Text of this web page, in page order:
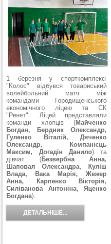
1 березня у спорткомплексі
"Колос" відбувся товариський
волейбольний матч між
командами Городищенського
економічного ліцею та СК
"Ренет".
Ліцей представляли
команди хлопців (Майченко
Богдан, Бердник Олександр,
Гуленко Віталій, Дяченко
Олександр, Компанієць
Максим, Догадін Данило) та
дівчат (Безвербна Анна,
Шаповал Олександра, Куліш
Влада, Вака Марія, Жежер
Анна, Карпенко Вікторія,
Силіванова Антоніна, Яценко
Богдана).
ДЕТАЛЬНІШЕ...